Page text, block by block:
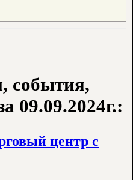
события,
09.09.2024г.:
центр с